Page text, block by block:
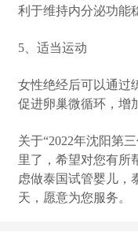
利于维持内分泌功能
5、适当运动
女性绝经后可以通过
促进卵巢微循环，增
关于“2022年沈阳第
里了，希望对您有所
虑做泰国试管婴儿，
天，愿意为您服务。